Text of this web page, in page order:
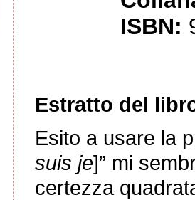
ISBN:
Estratto del
Esito a usare la
suis je]” mi
certezza